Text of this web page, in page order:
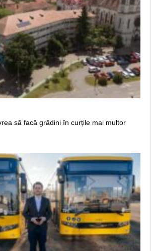
să facă grădini în curțile mai multor